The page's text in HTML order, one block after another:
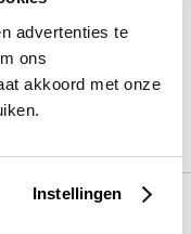
advertenties te
ons
akkoord met onze
Instellingen